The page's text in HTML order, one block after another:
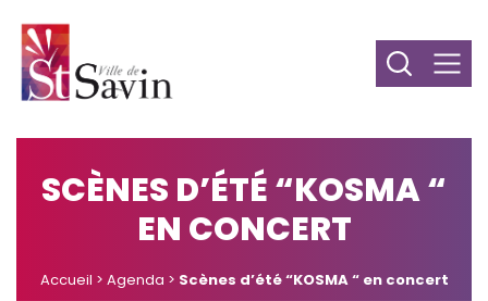
SCÈNES D’ÉTÉ “KOSMA “
EN CONCERT
Accueil > Agenda > Scènes d’été “KOSMA “ en concert